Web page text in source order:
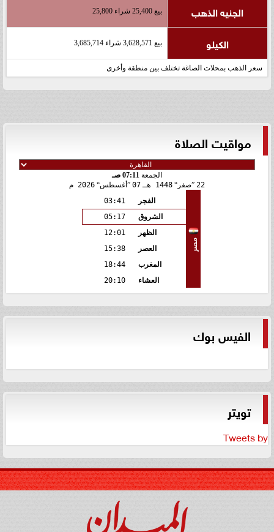
الجنيه الذهب بيع 25,400 شراء 25,800
الكيلو بيع 3,628,571 شراء 3,685,714
سعر الذهب بمحلات الصاغة تختلف بين منطقة وأخرى
مواقيت الصلاة
الجمعة 07:11 صـ
22
صفر 1448 هـ 07 أغسطس 2026 م
مصر
الفجر
03:41
الشروق
05:17
الظهر
12:01
العصر
15:38
المغرب
18:44
العشاء
20:10
الفيس بوك
تويتر
Tweets by